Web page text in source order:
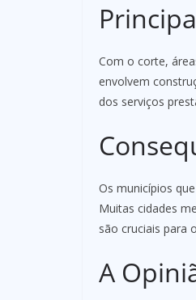
Com o corte,
envolvem
dos serviços
Os municípios
Muitas cidades
são cruciais para
A